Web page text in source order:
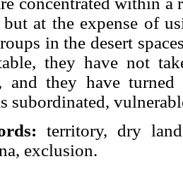
at the expense of
in the desert
they have not
and they have
subordinated,
territory, dry
exclusion.